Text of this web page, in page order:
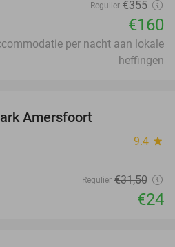
Regulier €355
€160
per nacht aan lokale
heffingen
Amersfoort
9.4 star
Regulier €31,50
€24